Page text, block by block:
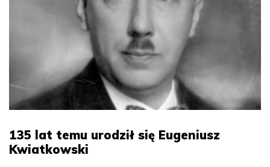
135 lat temu urodził się Eugeniusz
Kwiatkowski